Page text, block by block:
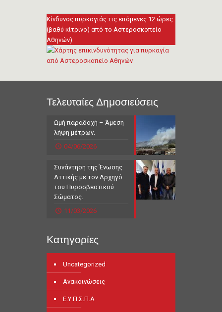
Κίνδυνος πυρκαγιάς τις επόμενες 12 ώρες
(βαθύ κίτρινο) από το Αστεροσκοπείο
Αθηνών)
Τελευταίες Δημοσιεύσεις
Ωμή παραδοχή – Άμεση
λήψη μέτρων.
04/06/2026
Συνάντηση της Ένωσης
Αττικής με τον Αρχηγό
του Πυροσβεστικού
Σώματος.
11/03/2026
Κατηγορίες
Uncategorized
Ανακοινώσεις
Ε.Υ.Π.Σ.Π.Α